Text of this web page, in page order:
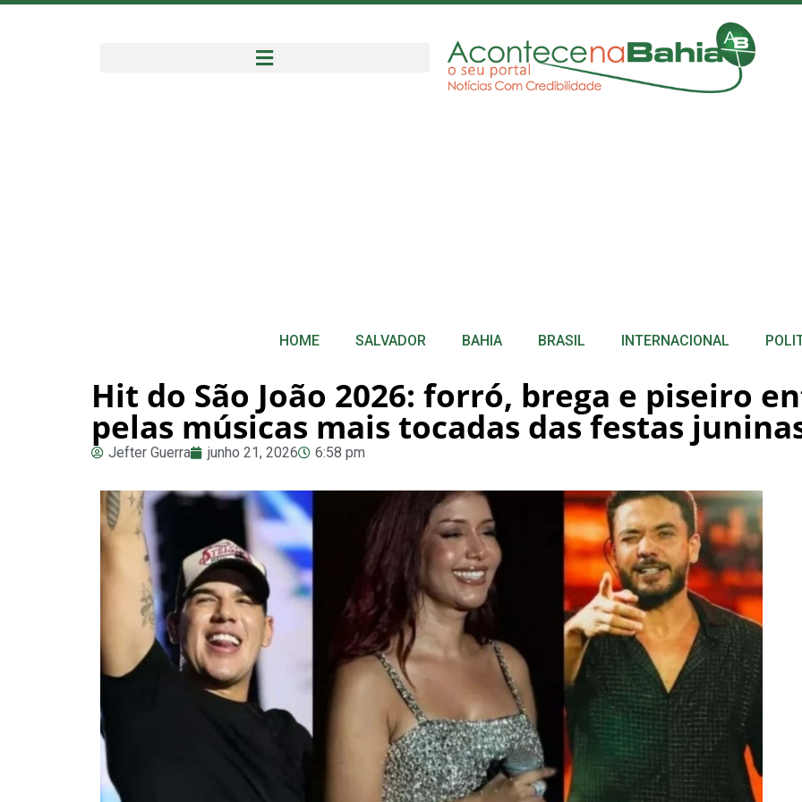
HOME SALVADOR BAHIA BRASIL INTERNACIONAL
Hit do São João 2026: forró, brega e piseiro
pelas músicas mais tocadas das festas
Jefter Guerra junho 21, 2026 6:58 pm